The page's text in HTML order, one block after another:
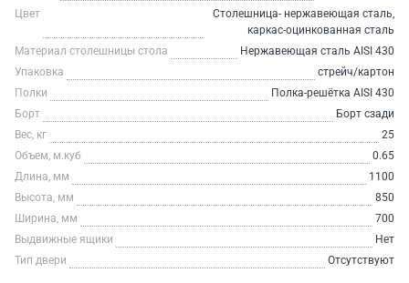
Цвет
Столешница- нержавеющая сталь,
каркас-оцинкованная сталь
Материал столешницы стола
Нержавеющая сталь AISI 430
Упаковка
стрейч/картон
Полки
Полка-решётка AISI 430
Борт
Борт сзади
Вес, кг
25
Объем, м.куб
0.65
Длина, мм
1100
Высота, мм
850
Ширина, мм
700
Выдвижные ящики
Нет
Тип двери
Отсутствуют